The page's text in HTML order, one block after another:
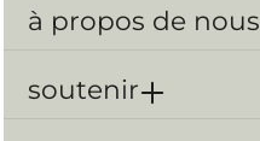
à propos de nous
soutenir